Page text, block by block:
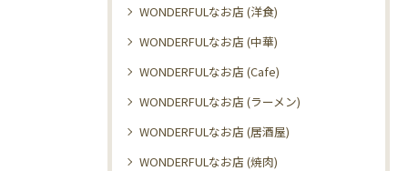
WONDERFULなお店 (洋食)
WONDERFULなお店 (中華)
WONDERFULなお店 (Cafe)
WONDERFULなお店 (ラーメン)
WONDERFULなお店 (居酒屋)
WONDERFULなお店 (焼肉)